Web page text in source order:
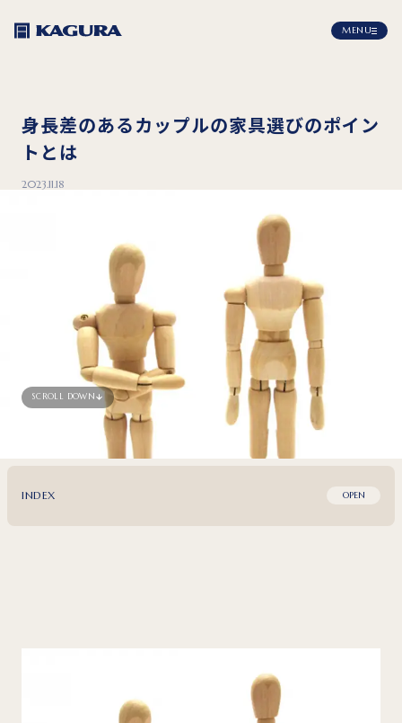
MENU
身長差のあるカップルの家具選びのポイン
トとは
2023.11.18
SCROLL DOWN
INDEX OPEN